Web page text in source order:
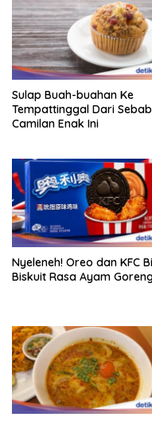
Sulap Buah-buahan Ke
Tempattinggal Dari
Camilan Enak Ini
Nyeleneh! Oreo dan KFC
Biskuit Rasa Ayam